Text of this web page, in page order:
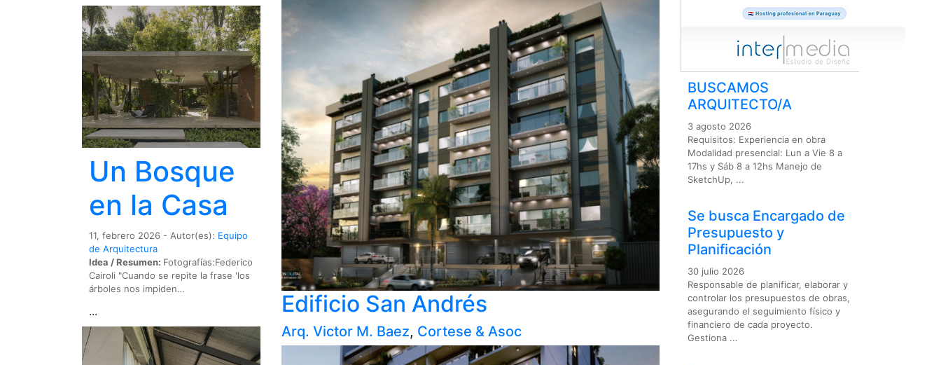
Edificio San Andrés
Arq. Victor M. Baez, Cortese & Asoc
Un Bosque
en la Casa
11, febrero 2026 - Autor(es): Equipo
de Arquitectura
Idea / Resumen: Fotografías:Federico
Cairoli "Cuando se repite la frase 'los
árboles nos impiden…
...
BUSCAMOS
ARQUITECTO/A
3 agosto 2026
Requisitos: Experiencia en obra
Modalidad presencial: Lun a Vie 8 a
17hs y Sáb 8 a 12hs Manejo de
SketchUp, ...
Se busca Encargado de
Presupuesto y
Planificación
30 julio 2026
Responsable de planificar, elaborar y
controlar los presupuestos de obras,
asegurando el seguimiento físico y
financiero de cada proyecto.
Gestiona ...